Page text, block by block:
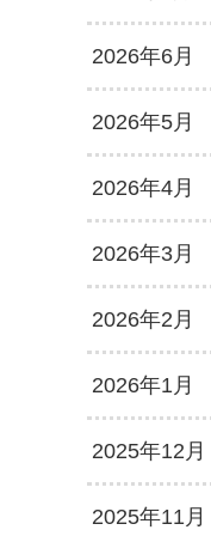
2026年6月
2026年5月
2026年4月
2026年3月
2026年2月
2026年1月
2025年12月
2025年11月